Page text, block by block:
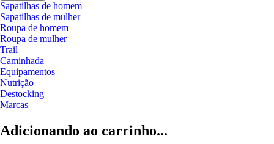
Sapatilhas de homem
Sapatilhas de mulher
Roupa de homem
Roupa de mulher
Trail
Caminhada
Equipamentos
Nutrição
Destocking
Marcas
Adicionando ao carrinho...